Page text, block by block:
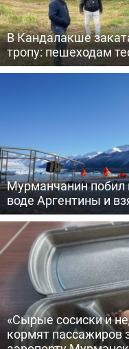
В Кандалакше
тропу: пешеходам
Мурманчанин побил
воде Аргентины и
«Сырые сосиски и
кормят пассажиров